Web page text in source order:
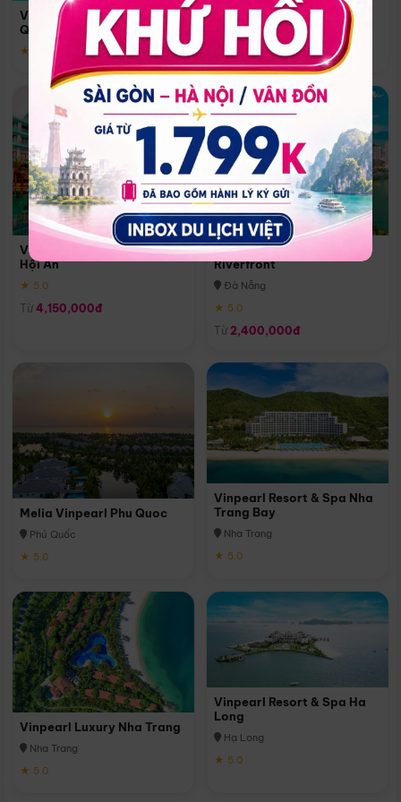
Vinpearl Resort & Spa Phu
Quoc
★ 5.0
Quoc
Phú Quốc
★ 5.0
Vinpearl Resort & Golf Nam
Hội An
★ 5.0
Từ 4,150,000đ
Melia Vinpearl Danang
Riverfront
Đà Nẵng
★ 5.0
Từ 2,400,000đ
Melia Vinpearl Phu Quoc
Phú Quốc
★ 5.0
Vinpearl Resort & Spa Nha
Trang Bay
Nha Trang
★ 5.0
Vinpearl Luxury Nha Trang
Nha Trang
★ 5.0
Vinpearl Resort & Spa Ha
Long
Hạ Long
★ 5.0